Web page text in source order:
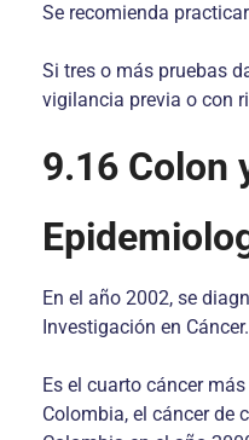
Se recomienda
Si tres o más pruebas
vigilancia previa o con
9.16 Colon
En el año 2002, se
Investigación en Cáncer.
Es el cuarto cáncer
Colombia, el cáncer de